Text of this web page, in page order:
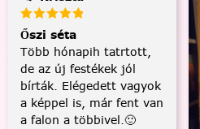
Őszi séta
Több hónapih tatrtott,
de az új festékek jól
bírták. Elégedett vagyok
a képpel is, már fent van
a falon a többivel.🙂